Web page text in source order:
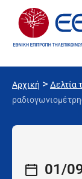
Αρχική > Δελτία
01/